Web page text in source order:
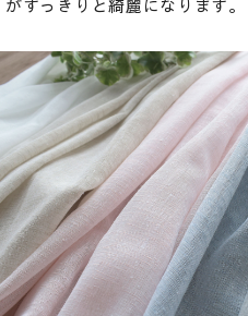
がすっきりと綺麗になります。